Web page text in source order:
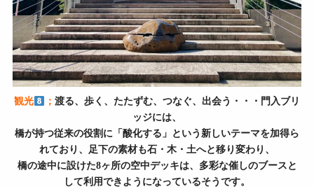
観光 ； 渡る、歩く、たたずむ、つなぐ、出会う・・・門入ブリ
ッジには、
橋が持つ従来の役割に「酸化する」という新しいテーマを加得ら
れており、足下の素材も石・木・土へと移り変わり、
橋の途中に設けた8ヶ所の空中デッキは、 多彩な催しのブースと
して利用できようになっているそうです。